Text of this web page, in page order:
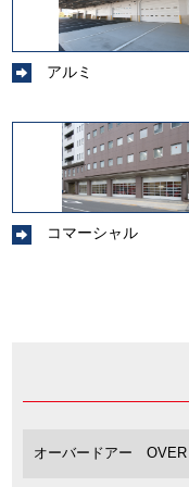
アルミ
コマーシャル